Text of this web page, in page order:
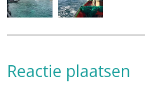
Reactie plaatsen